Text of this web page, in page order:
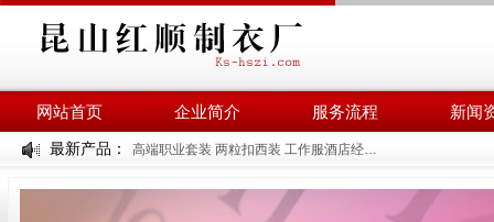
网站首页 企业简介 服务流程 新闻
最新产品： 高端职业套装 两粒扣西装 工作服酒店经理工装